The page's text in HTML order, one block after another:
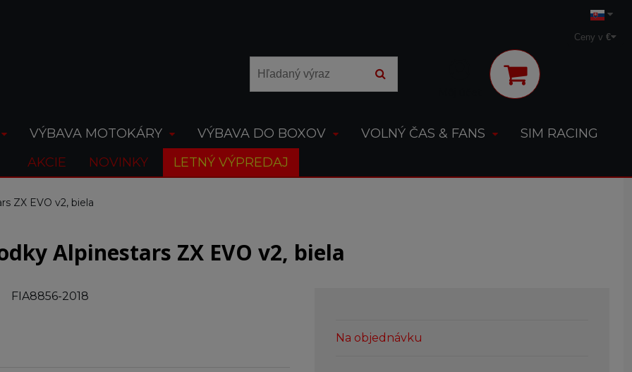
Ceny v €
VÝBAVA MOTOKÁRY VÝBAVA DO BOXOV VOLNÝ ČAS & FANS
SIM RACING
AKCIE
NOVINKY LETNÝ VÝPREDAJ
ZX EVO v2, biela
Alpinestars ZX EVO v2, biela
Na objednávku
FIA8856-2018